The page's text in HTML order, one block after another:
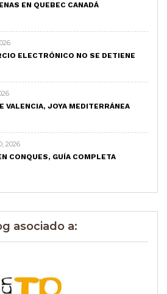
EN QUEBEC CANADÁ
ELECTRÓNICO NO SE DETIENE
VALENCIA, JOYA MEDITERRÁNEA
2026
CONQUES, GUÍA COMPLETA
asociado a: